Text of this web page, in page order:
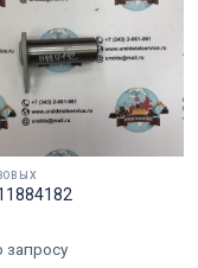
и с
взять на себя все
документов и
регион РФ, в
запросу